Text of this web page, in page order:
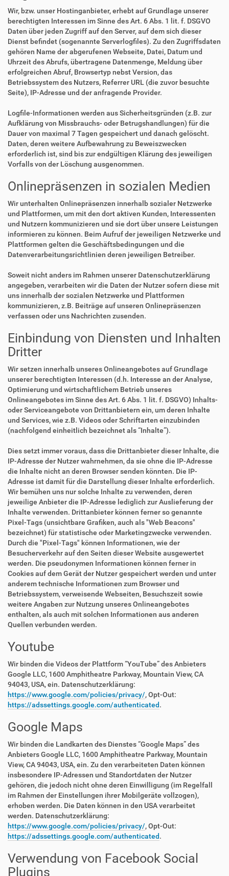
Wir, bzw. unser Hostinganbieter, erhebt auf Grundlage unserer
berechtigten Interessen im Sinne des Art. 6 Abs. 1 lit. f. DSGVO
Daten über jeden Zugriff auf den Server, auf dem sich dieser
Dienst befindet (sogenannte Serverlogfiles). Zu den Zugriffsdaten
gehören Name der abgerufenen Webseite, Datei, Datum und
Uhrzeit des Abrufs, übertragene Datenmenge, Meldung über
erfolgreichen Abruf, Browsertyp nebst Version, das
Betriebssystem des Nutzers, Referrer URL (die zuvor besuchte
Seite), IP-Adresse und der anfragende Provider.
Logfile-Informationen werden aus Sicherheitsgründen (z.B. zur
Aufklärung von Missbrauchs- oder Betrugshandlungen) für die
Dauer von maximal 7 Tagen gespeichert und danach gelöscht.
Daten, deren weitere Aufbewahrung zu Beweiszwecken
erforderlich ist, sind bis zur endgültigen Klärung des jeweiligen
Vorfalls von der Löschung ausgenommen.
Onlinepräsenzen in sozialen Medien
Wir unterhalten Onlinepräsenzen innerhalb sozialer Netzwerke
und Plattformen, um mit den dort aktiven Kunden, Interessenten
und Nutzern kommunizieren und sie dort über unsere Leistungen
informieren zu können. Beim Aufruf der jeweiligen Netzwerke und
Plattformen gelten die Geschäftsbedingungen und die
Datenverarbeitungsrichtlinien deren jeweiligen Betreiber.
Soweit nicht anders im Rahmen unserer Datenschutzerklärung
angegeben, verarbeiten wir die Daten der Nutzer sofern diese mit
uns innerhalb der sozialen Netzwerke und Plattformen
kommunizieren, z.B. Beiträge auf unseren Onlinepräsenzen
verfassen oder uns Nachrichten zusenden.
Einbindung von Diensten und Inhalten
Dritter
Wir setzen innerhalb unseres Onlineangebotes auf Grundlage
unserer berechtigten Interessen (d.h. Interesse an der Analyse,
Optimierung und wirtschaftlichem Betrieb unseres
Onlineangebotes im Sinne des Art. 6 Abs. 1 lit. f. DSGVO) Inhalts-
oder Serviceangebote von Drittanbietern ein, um deren Inhalte
und Services, wie z.B. Videos oder Schriftarten einzubinden
(nachfolgend einheitlich bezeichnet als “Inhalte”).
Dies setzt immer voraus, dass die Drittanbieter dieser Inhalte, die
IP-Adresse der Nutzer wahrnehmen, da sie ohne die IP-Adresse
die Inhalte nicht an deren Browser senden könnten. Die IP-
Adresse ist damit für die Darstellung dieser Inhalte erforderlich.
Wir bemühen uns nur solche Inhalte zu verwenden, deren
jeweilige Anbieter die IP-Adresse lediglich zur Auslieferung der
Inhalte verwenden. Drittanbieter können ferner so genannte
Pixel-Tags (unsichtbare Grafiken, auch als "Web Beacons"
bezeichnet) für statistische oder Marketingzwecke verwenden.
Durch die "Pixel-Tags" können Informationen, wie der
Besucherverkehr auf den Seiten dieser Website ausgewertet
werden. Die pseudonymen Informationen können ferner in
Cookies auf dem Gerät der Nutzer gespeichert werden und unter
anderem technische Informationen zum Browser und
Betriebssystem, verweisende Webseiten, Besuchszeit sowie
weitere Angaben zur Nutzung unseres Onlineangebotes
enthalten, als auch mit solchen Informationen aus anderen
Quellen verbunden werden.
Youtube
Wir binden die Videos der Plattform “YouTube” des Anbieters
Google LLC, 1600 Amphitheatre Parkway, Mountain View, CA
94043, USA, ein. Datenschutzerklärung:
https://www.google.com/policies/privacy/, Opt-Out:
https://adssettings.google.com/authenticated.
Google Maps
Wir binden die Landkarten des Dienstes “Google Maps” des
Anbieters Google LLC, 1600 Amphitheatre Parkway, Mountain
View, CA 94043, USA, ein. Zu den verarbeiteten Daten können
insbesondere IP-Adressen und Standortdaten der Nutzer
gehören, die jedoch nicht ohne deren Einwilligung (im Regelfall
im Rahmen der Einstellungen ihrer Mobilgeräte vollzogen),
erhoben werden. Die Daten können in den USA verarbeitet
werden. Datenschutzerklärung:
https://www.google.com/policies/privacy/, Opt-Out:
https://adssettings.google.com/authenticated.
Verwendung von Facebook Social
Plugins